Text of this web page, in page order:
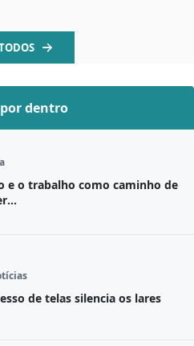
dentro
e o trabalho como caminho de
de telas silencia os lares